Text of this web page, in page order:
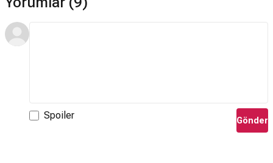
Spoiler Gönder